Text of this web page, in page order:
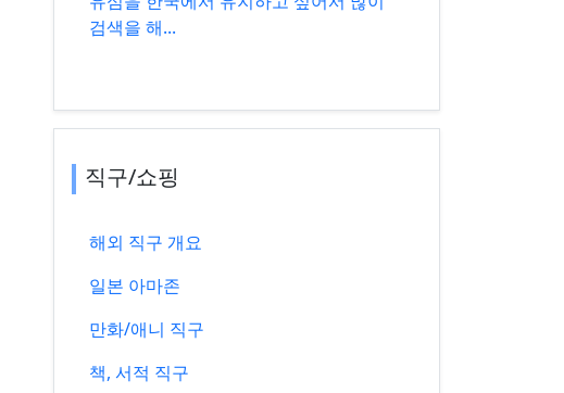
검색을 해...
직구/쇼핑
해외 직구 개요
일본 아마존
만화/애니 직구
책, 서적 직구